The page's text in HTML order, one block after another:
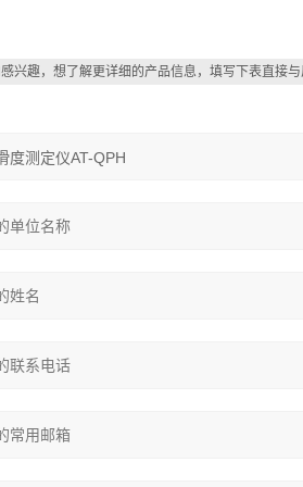
感兴趣，想了解更详细的产品信息，填写下表直接与